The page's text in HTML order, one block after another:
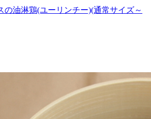
の油淋鶏(ユーリンチー)(通常サイズ～